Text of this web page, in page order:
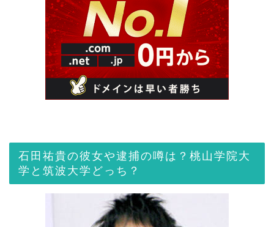
石田祐貴の彼女や逮捕の噂は？桃山学院大
学と筑波大学どっち？